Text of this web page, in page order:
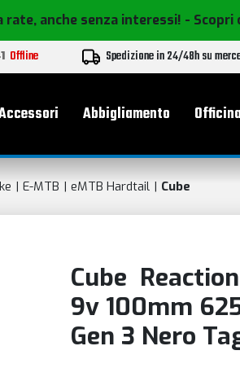
rate, anche senza interessi! - Scopri
Offline Spedizione in 24/48h su
Abbigliamento Officina
Cube
9v 100mm
Gen 3 Nero
E-MTB eMTB Hardtail Cube